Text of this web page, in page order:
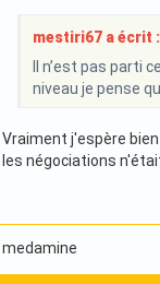
mestiri67 a écrit :
Il n’est pas parti
niveau je pense
Vraiment j'espère
les négociations
medamine